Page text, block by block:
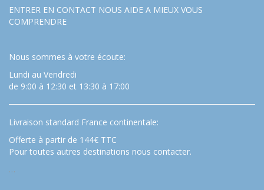
ENTRER EN CONTACT NOUS AIDE A MIEUX VOUS
COMPRENDRE
Nous sommes à votre écoute:
Lundi au Vendredi
de 9:00 à 12:30 et 13:30 à 17:00
Livraison standard France continentale:
Offerte à partir de 144€ TTC
Pour toutes autres destinations nous contacter.
…